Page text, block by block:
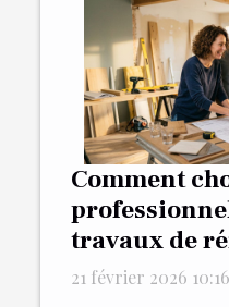
Comment
travaux de
21 février 2026 10:16